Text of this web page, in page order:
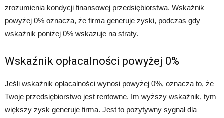
zrozumienia kondycji finansowej przedsiębiorstwa. Wskaźnik
powyżej 0% oznacza, że firma generuje zyski, podczas gdy
wskaźnik poniżej 0% wskazuje na straty.
Wskaźnik opłacalności powyżej 0%
Jeśli wskaźnik opłacalności wynosi powyżej 0%, oznacza to, że
Twoje przedsiębiorstwo jest rentowne. Im wyższy wskaźnik, tym
większy zysk generuje firma. Jest to pozytywny sygnał dla